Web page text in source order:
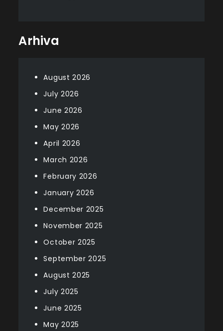
Arhiva
August 2026
July 2026
June 2026
May 2026
April 2026
March 2026
February 2026
January 2026
December 2025
November 2025
October 2025
September 2025
August 2025
July 2025
June 2025
May 2025